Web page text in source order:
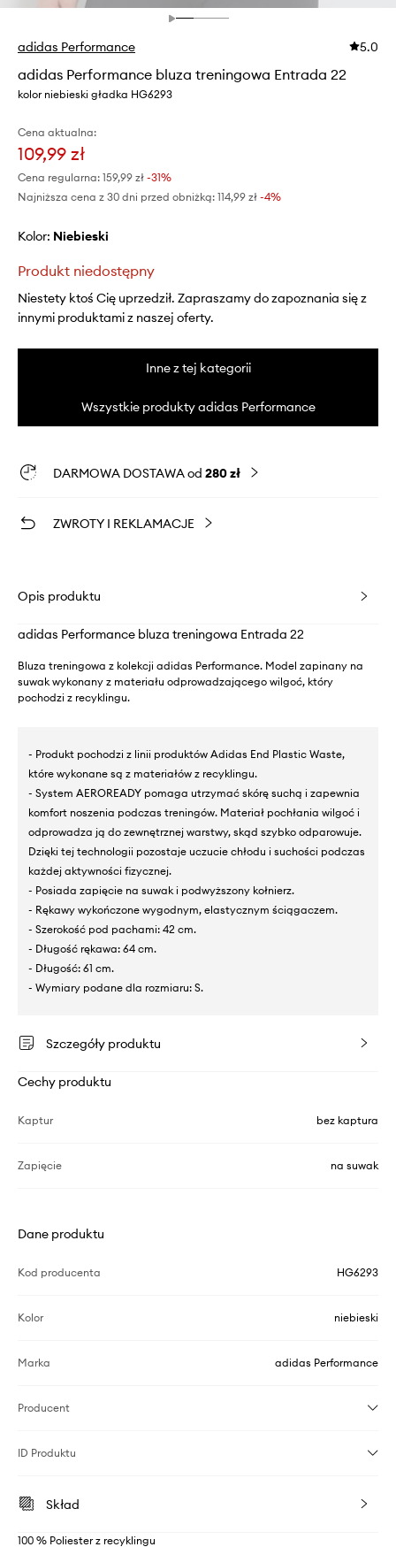
adidas Performance 5.0
adidas Performance bluza treningowa Entrada 22
kolor niebieski gładka HG6293
Cena aktualna:
109,99 zł
Cena regularna: 159,99 zł -31%
Najniższa cena z 30 dni przed obniżką: 114,99 zł -4%
Kolor: niebieski
Produkt niedostępny
Niestety ktoś Cię uprzedził. Zapraszamy do zapoznania się z
innymi produktami z naszej oferty.
Inne z tej kategorii
Wszystkie produkty adidas Performance
DARMOWA DOSTAWA od 280 zł
ZWROTY I REKLAMACJE
Opis produktu
adidas Performance bluza treningowa Entrada 22
Bluza treningowa z kolekcji adidas Performance. Model zapinany na
suwak wykonany z materiału odprowadzającego wilgoć, który
pochodzi z recyklingu.
- Produkt pochodzi z linii produktów Adidas End Plastic Waste,
które wykonane są z materiałów z recyklingu.
- System AEROREADY pomaga utrzymać skórę suchą i zapewnia
komfort noszenia podczas treningów. Materiał pochłania wilgoć i
odprowadza ją do zewnętrznej warstwy, skąd szybko odparowuje.
Dzięki tej technologii pozostaje uczucie chłodu i suchości podczas
każdej aktywności fizycznej.
- Posiada zapięcie na suwak i podwyższony kołnierz.
- Rękawy wykończone wygodnym, elastycznym ściągaczem.
- Szerokość pod pachami: 42 cm.
- Długość rękawa: 64 cm.
- Długość: 61 cm.
- Wymiary podane dla rozmiaru: S.
Szczegóły produktu
Cechy produktu
Kaptur bez kaptura
Zapięcie na suwak
Dane produktu
Kod producenta HG6293
Kolor niebieski
Marka adidas Performance
Producent
ID Produktu
Skład
100 % Poliester z recyklingu